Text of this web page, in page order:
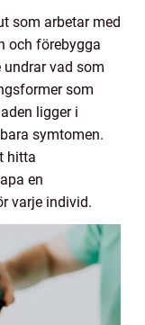
som arbetar med
och förebygga
undrar vad som
som
ligger i
symtomen.
hitta
en
varje individ.